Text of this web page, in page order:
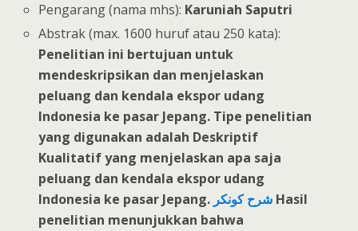
Pengarang (nama mhs): Karuniah Saputri
Abstrak (max. 1600 huruf atau 250 kata):
Penelitian ini bertujuan untuk
mendeskripsikan dan menjelaskan
peluang dan kendala ekspor udang
Indonesia ke pasar Jepang. Tipe penelitian
yang digunakan adalah Deskriptif
Kualitatif yang menjelaskan apa saja
peluang dan kendala ekspor udang
Indonesia ke pasar Jepang. شرح كونكر Hasil
penelitian menunjukkan bahwa